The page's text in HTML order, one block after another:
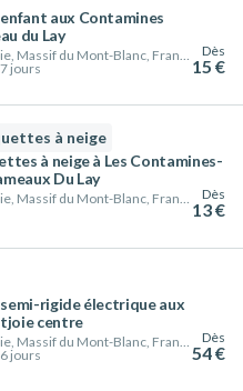
aux Contamines
du Lay
Contamines-Montjoie, Massif du Mont-Blanc, France
jours
Dès
15 €
à neige
à neige à Les Contamines-
Du Lay
Contamines-Montjoie, Massif du Mont-Blanc, France
Dès
13 €
rigide électrique aux
centre
Contamines-Montjoie, Massif du Mont-Blanc, France
jours
Dès
54 €